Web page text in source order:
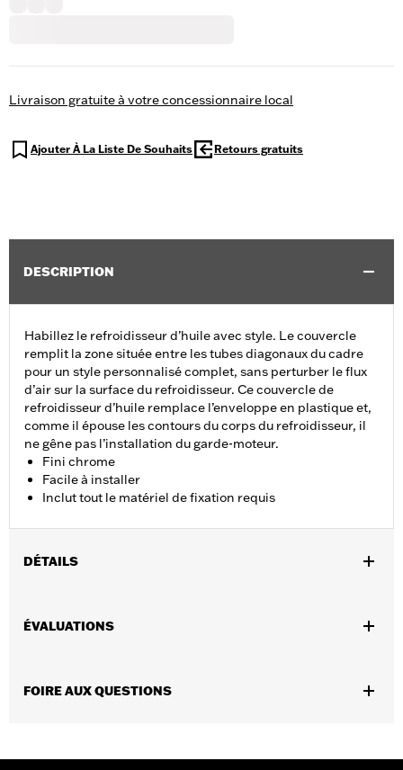
Livraison gratuite à votre concessionnaire local
Ajouter À La Liste De Souhaits Retours gratuits
DESCRIPTION
Habillez le refroidisseur d’huile avec style. Le couvercle
remplit la zone située entre les tubes diagonaux du cadre
pour un style personnalisé complet, sans perturber le flux
d’air sur la surface du refroidisseur. Ce couvercle de
refroidisseur d’huile remplace l’enveloppe en plastique et,
comme il épouse les contours du corps du refroidisseur, il
ne gêne pas l’installation du garde-moteur.
Fini chrome
Facile à installer
Inclut tout le matériel de fixation requis
DÉTAILS
Instructions d’installation
GARANTIE:Garantie limitée de 1 an – Accédez à
ÉVALUATIONS
FOIRE AUX QUESTIONS